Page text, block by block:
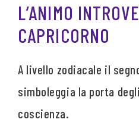
L’ANIMO
CAPRICORNO
A livello zodiacale il
simboleggia la porta
coscienza.